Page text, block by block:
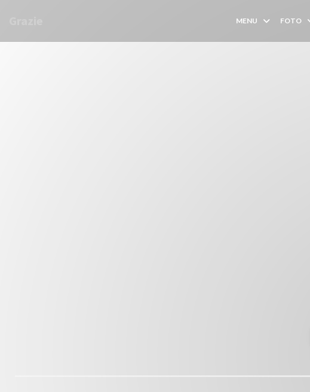
MENU FOTO